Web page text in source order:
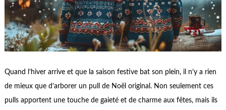
Quand l’hiver arrive et que la saison festive bat son plein, il n’y a rien
de mieux que d’arborer un pull de Noël original. Non seulement ces
pulls apportent une touche de gaieté et de charme aux fêtes, mais ils